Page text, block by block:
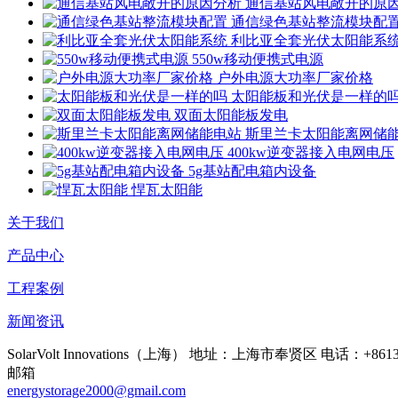
通信绿色基站整流模块配
利比亚全套光伏太阳能系
550w移动便携式电源
户外电源大功率厂家价格
太阳能板和光伏是一样的
双面太阳能板发电
斯里兰卡太阳能离网储
400kw逆变器接入电网电压
5g基站配电箱内设备
悍瓦太阳能
关于我们
产品中心
工程案例
新闻资讯
SolarVolt Innovations（上海） 地址：上海市奉贤区 电话：
邮箱
energystorage2000@gmail.com